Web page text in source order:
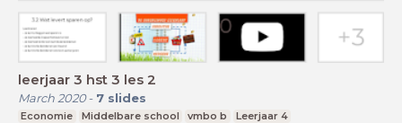
leerjaar 3 hst 3 les 2
March 2020- 7 slides
Economie Middelbare school vmbo b Leerjaar 4